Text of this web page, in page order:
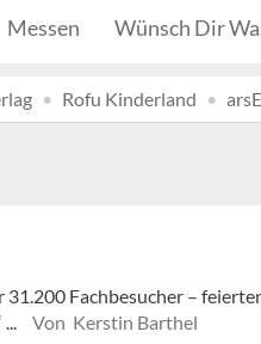
Messen Wünsch Dir
Rofu Kinderland
Fachbesucher –
Von Kerstin Barthel